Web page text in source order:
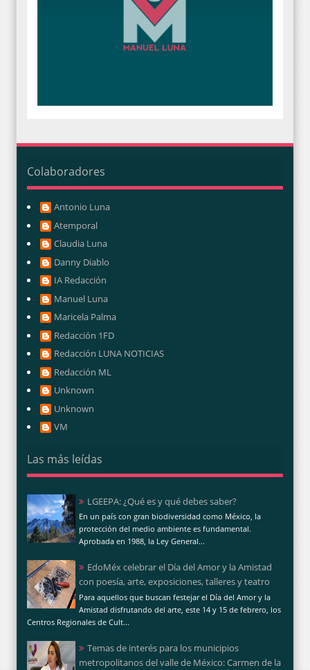
Colaboradores
Antonio Luna
Atemporal
Claudia Luna
Danny Diablo
IA Redacción
Manuel Luna
Maricela Palma
Redacción 1FD
Redacción LUNA NOTICIAS
Redacción ML
Unknown
Unknown
VM
Las más leídas
LGEEPA: ¿Qué es y qué debes saber?
En un país con gran biodiversidad como México, la
protección del medio ambiente es fundamental.
Aprobada en 1988, la Ley General...
EdoMéx celebrar el Día del Amor y la Amistad
con poesía, arte, exposiciones, talleres y teatro
Para aquellos que buscan festejar el Día del Amor y la
Amistad disfrutando del arte, este 14 y 15 de febrero, los
Centros Regionales de Cult...
Temas de interés para los municipios
metropolitanos del valle de México: Carmen de la